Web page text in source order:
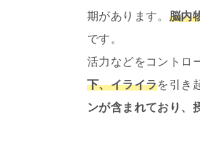
期があります。 脳内
です。
活力などをコントロ
下、イライラを引き
ンが含まれており、